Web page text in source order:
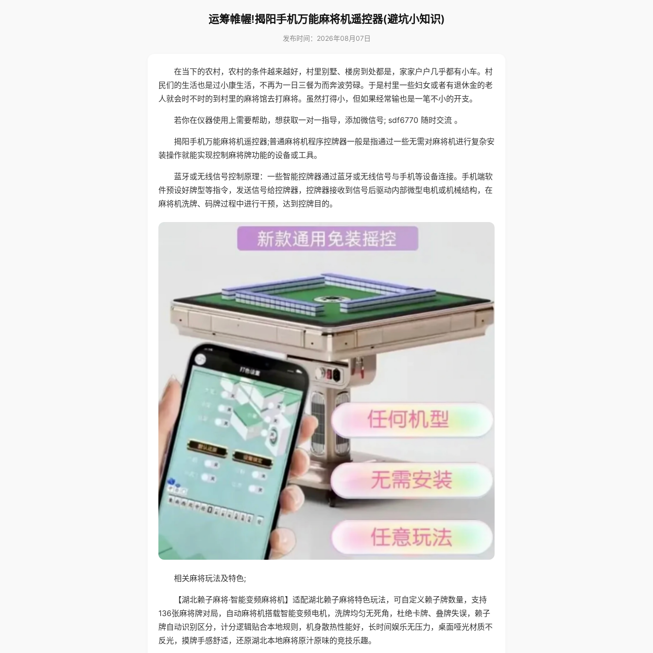
运筹帷幄!揭阳手机万能麻将机遥控器(避坑小知识)
发布时间：2026年08月07日
在当下的农村，农村的条件越来越好，村里别墅、楼房到处都是，家家户户几乎都有小车。村
民们的生活也是过小康生活，不再为一日三餐为而奔波劳碌。于是村里一些妇女或者有退休金的老
人就会时不时的到村里的麻将馆去打麻将。虽然打得小，但如果经常输也是一笔不小的开支。
若你在仪器使用上需要帮助，想获取一对一指导，添加微信号; sdf6770 随时交流 。
揭阳手机万能麻将机遥控器;普通麻将机程序控牌器一般是指通过一些无需对麻将机进行复杂安
装操作就能实现控制麻将牌功能的设备或工具。
蓝牙或无线信号控制原理：一些智能控牌器通过蓝牙或无线信号与手机等设备连接。手机端软
件预设好牌型等指令，发送信号给控牌器，控牌器接收到信号后驱动内部微型电机或机械结构，在
麻将机洗牌、码牌过程中进行干预，达到控牌目的。
相关麻将玩法及特色;
【湖北赖子麻将·智能变频麻将机】适配湖北赖子麻将特色玩法，可自定义赖子牌数量，支持
136张麻将牌对局，自动麻将机搭载智能变频电机，洗牌均匀无死角，杜绝卡牌、叠牌失误，赖子
牌自动识别区分，计分逻辑贴合本地规则，机身散热性能好，长时间娱乐无压力，桌面哑光材质不
反光，摸牌手感舒适，还原湖北本地麻将原汁原味的竞技乐趣。